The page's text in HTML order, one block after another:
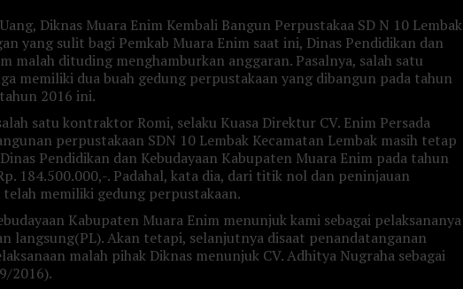
yang sulit bagi Pemkab Muara Enim saat ini, Dinas Pendidikan dan
malah dituding menghamburkan anggaran. Pasalnya, salah satu
memiliki dua buah gedung perpustakaan yang dibangun pada tahun
2016 ini.
satu kontraktor Romi, selaku Kuasa Direktur CV. Enim Persada
perpustakaan SDN 10 Lembak Kecamatan Lembak masih tetap
Pendidikan dan Kebudayaan Kabupaten Muara Enim pada tahun
184.500.000,-. Padahal, kata dia, dari titik nol dan peninjauan
memiliki gedung perpustakaan.
Kabupaten Muara Enim menunjuk kami sebagai pelaksananya
langsung(PL). Akan tetapi, selanjutnya disaat penandatanganan
malah pihak Diknas menunjuk CV. Adhitya Nugraha sebagai
2016).